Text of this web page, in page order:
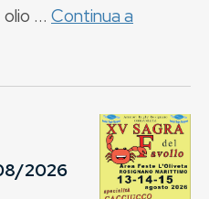
... Continua a
2026